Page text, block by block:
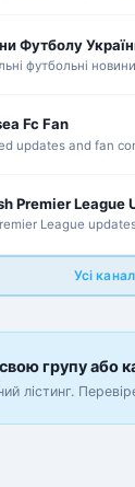
Футболу
футбольні
Fc Fan
updates and fan
Premier League
League
Усі
групу або
лістинг.